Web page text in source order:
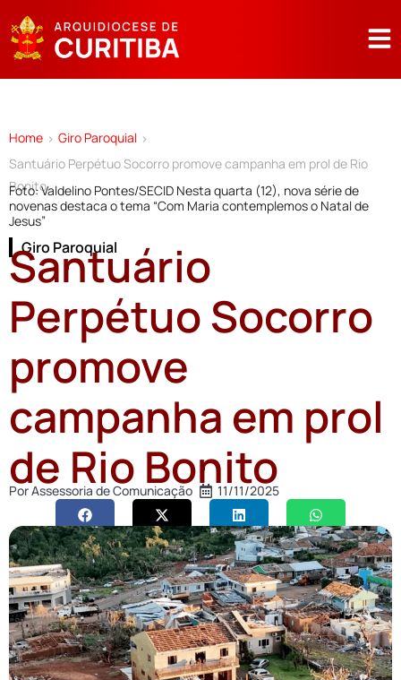
Home > Giro Paroquial >
Santuário Perpétuo Socorro promove campanha em prol de Rio
Bonito
Foto: Valdelino Pontes/SECID Nesta quarta (12), nova série de
novenas destaca o tema “Com Maria contemplemos o Natal de
Jesus”
Giro Paroquial
Santuário
Perpétuo Socorro
promove
campanha em prol
de Rio Bonito
PorAssessoria de Comunicação 11/11/2025